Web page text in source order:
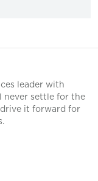
leader with
never settle for the
it forward for